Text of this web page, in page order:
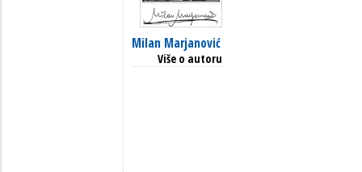
Milan Marjanović
Više o autoru